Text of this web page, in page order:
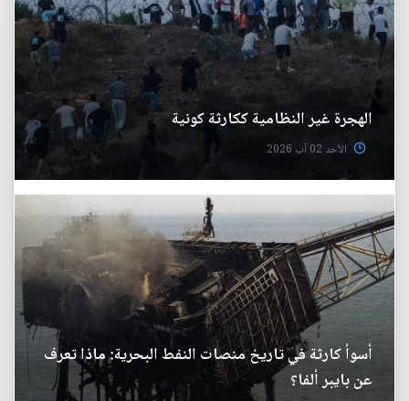
الهجرة غير النظامية ككارثة كونية
الأحد 02 آب 2026
أسوأ كارثة في تاريخ منصات النفط البحرية: ماذا تعرف
عن بايبر ألفا؟